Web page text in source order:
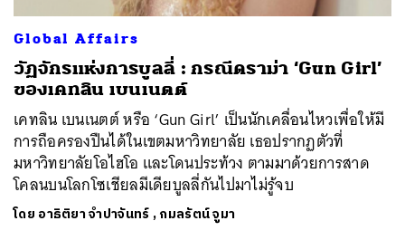
Global Affairs
วัฏจักรแห่งการบูลลี่ : กรณีดราม่า ‘Gun Girl’
ของเคทลิน เบนเนตต์
เคทลิน เบนเนตต์ หรือ ‘Gun Girl’ เป็นนักเคลื่อนไหวเพื่อให้มี
การถือครองปืนได้ในเขตมหาวิทยาลัย เธอปรากฏตัวที่
มหาวิทยาลัยโอไฮโอ และโดนประท้วง ตามมาด้วยการสาด
โคลนบนโลกโซเชียลมีเดียบูลลี่กันไปมาไม่รู้จบ
โดย อาธิติยา จำปาจันทร์,กมลรัตน์ จูมา